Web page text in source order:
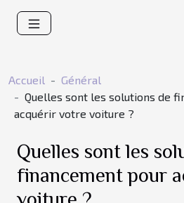
Accueil
Général
Quelles sont les solutions de
acquérir votre voiture ?
Quelles sont les
financement pour